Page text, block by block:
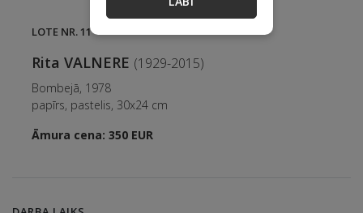
LOTE NR. 11
Rita VALNERE (1929-2015)
Bombejā, 1978
papīrs, pastelis, 30x24 cm
Āmura cena: 350 EUR